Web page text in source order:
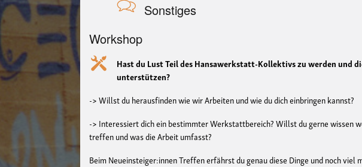
Sonstiges
Workshop
Hast du Lust Teil des Hansawerkstatt-Kollektivs zu werden und
unterstützen?
-> Willst du herausfinden wie wir Arbeiten und wie du dich einbringen kannst?
-> Interessiert dich ein bestimmter Werkstattbereich? Willst du gerne wissen
treffen und was die Arbeit umfasst?
Beim Neueinsteiger:innen Treffen erfährst du genau diese Dinge und noch viel